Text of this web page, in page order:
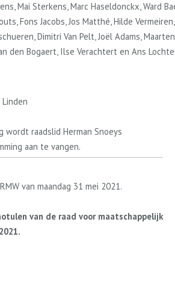
Mai Sterkens, Marc Haseldonckx, Ward
Fons Jacobs, Jos Matthé, Hilde
Dimitri Van Pelt, Joël Adams,
den Bogaert, Ilse Verachtert en Ans
Linden
wordt raadslid Herman Snoeys
aan te vangen.
van maandag 31 mei 2021.
van de raad voor maatschappelijk